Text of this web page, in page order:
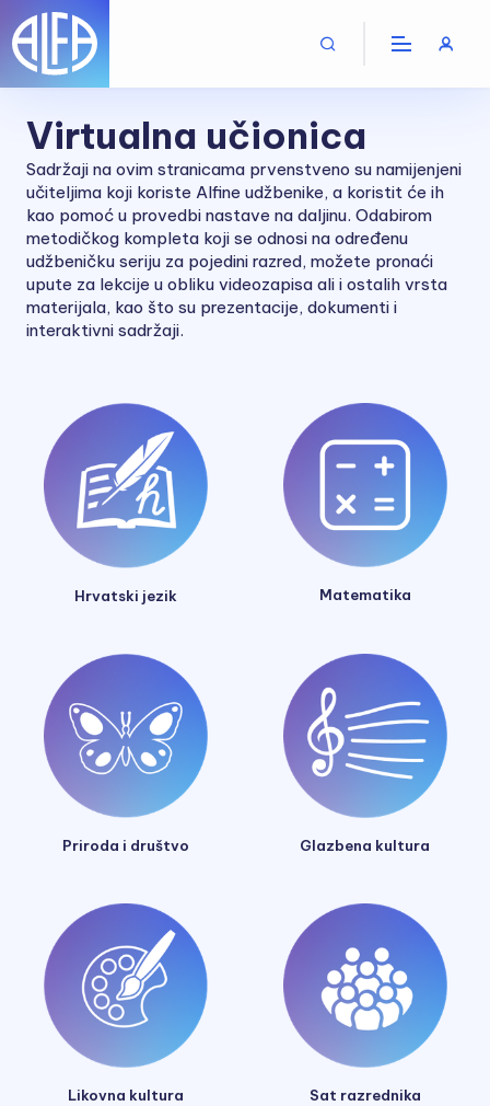
Virtualna učionica
Sadržaji na ovim stranicama prvenstveno su namijenjeni
učiteljima koji koriste Alfine udžbenike, a koristit će ih
kao pomoć u provedbi nastave na daljinu. Odabirom
metodičkog kompleta koji se odnosi na određenu
udžbeničku seriju za pojedini razred, možete pronaći
upute za lekcije u obliku videozapisa ali i ostalih vrsta
materijala, kao što su prezentacije, dokumenti i
interaktivni sadržaji.
Hrvatski jezik Matematika
Priroda i društvo Glazbena kultura
Likovna kultura Sat razrednika